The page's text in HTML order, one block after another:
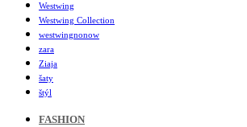
Westwing
Westwing Collection
westwingnonow
zara
Ziaja
šaty
štýl
FASHION